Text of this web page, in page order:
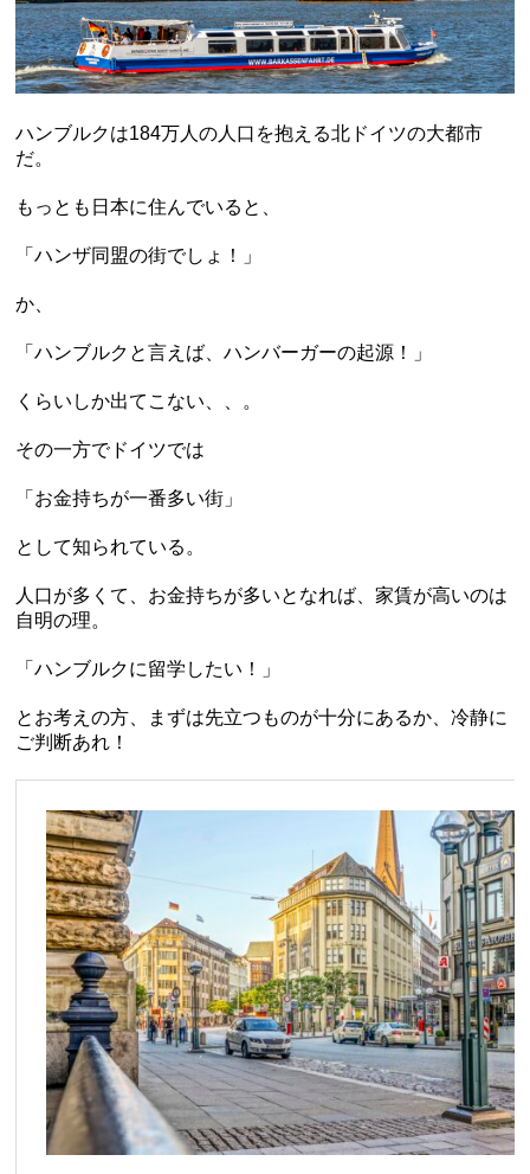
ハンブルクは184万人の人口を抱える北ドイツの大都市
だ。
もっとも日本に住んでいると、
「ハンザ同盟の街でしょ！」
か、
「ハンブルクと言えば、ハンバーガーの起源！」
くらいしか出てこない、、。
その一方でドイツでは
「お金持ちが一番多い街」
として知られている。
人口が多くて、お金持ちが多いとなれば、家賃が高いのは
自明の理。
「ハンブルクに留学したい！」
とお考えの方、まずは先立つものが十分にあるか、冷静に
ご判断あれ！